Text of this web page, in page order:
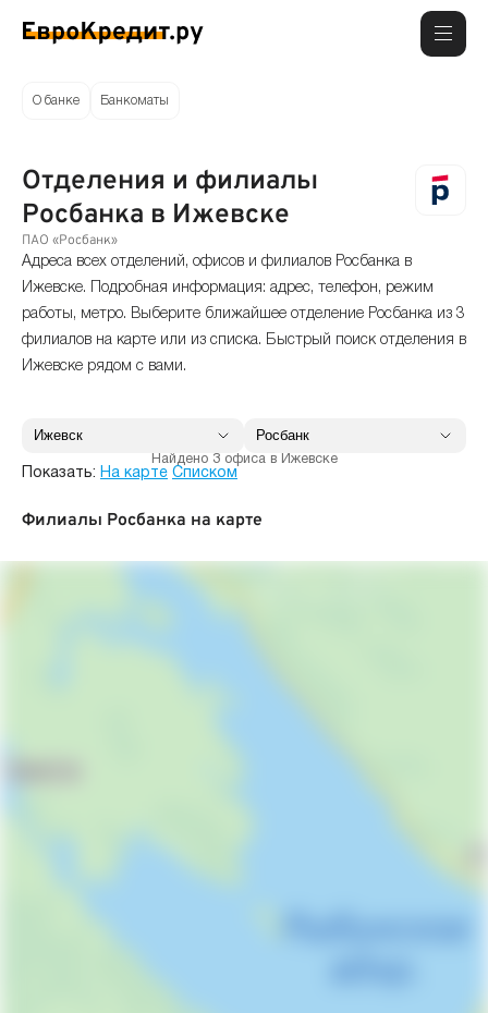
О банке Банкоматы
Отделения и филиалы
Росбанка в Ижевске
ПАО «Росбанк»
Адреса всех отделений, офисов и филиалов Росбанка в
Ижевске. Подробная информация: адрес, телефон, режим
работы, метро. Выберите ближайшее отделение Росбанка из 3
филиалов на карте или из списка. Быстрый поиск отделения в
Ижевске рядом с вами.
Найдено 3 офиса в Ижевске
Показать: На карте Списком
Филиалы Росбанка на карте